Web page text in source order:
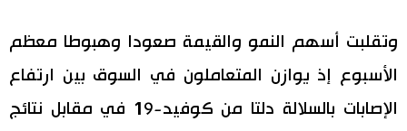
وتقلبت أسهم النمو والقيمة صعودا وهبوطا معظم
الأسبوع إذ يوازن المتعاملون في السوق بين ارتفاع
الإصابات بالسلالة دلتا من كوفيد-19 في مقابل نتائج